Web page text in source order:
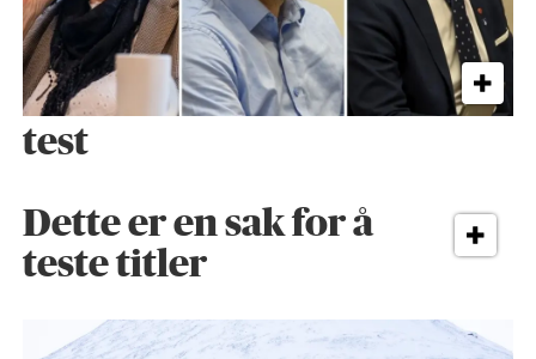
test
Dette er en sak for å
teste titler